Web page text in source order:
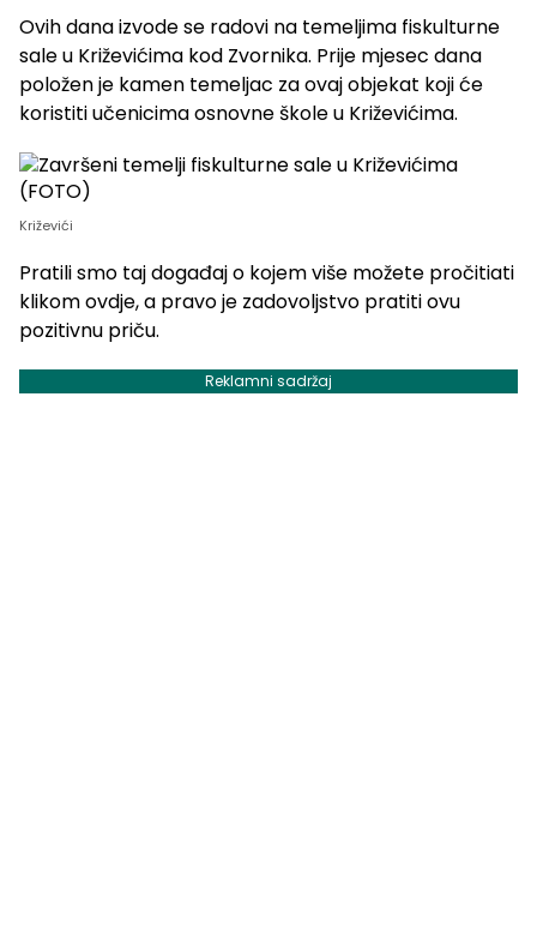
Ovih dana izvode se radovi na temeljima fiskulturne
sale u Križevićima kod Zvornika. Prije mjesec dana
položen je kamen temeljac za ovaj objekat koji će
koristiti učenicima osnovne škole u Križevićima.
Križevići
Pratili smo taj događaj o kojem više možete pročitiati
klikom ovdje, a pravo je zadovoljstvo pratiti ovu
pozitivnu priču.
Reklamni sadržaj